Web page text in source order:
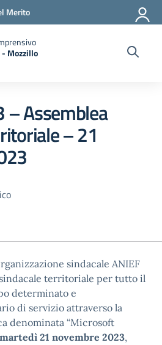
Merito
- Mozzillo
– Assemblea
– 21
sindacale ANIEF
sindacale territoriale per tutto il
determinato e
di servizio attraverso la
denominata “Microsoft
martedì 21 novembre 2023,